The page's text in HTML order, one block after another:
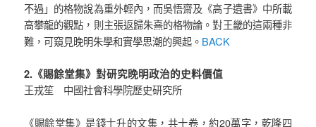
不過」的格物說為重外輕內，而吳悟齋及《高子遺書》中所載
高攀龍的觀點，則主張返歸朱熹的格物論。對王畿的這兩種非
難，可窺見晚明朱學和實學思潮的興起。 BACK
2.《賜餘堂集》對研究晚明政治的史料價值
王戎笙 中國社會科學院歷史研究所
《賜餘堂集》是錢士升的文集，共十卷，約20萬字，乾隆四